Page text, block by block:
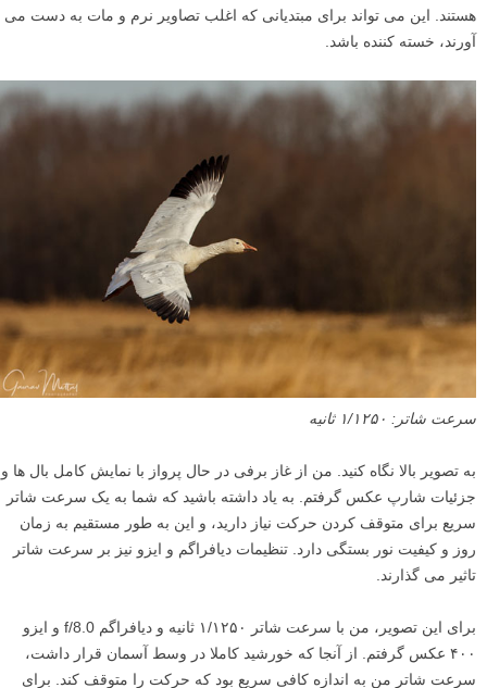
هستند. این می تواند برای مبتدیانی که اغلب تصاویر نرم و مات به دست می
آورند، خسته کننده باشد.
سرعت شاتر: ۱/۱۲۵۰ ثانیه
به تصویر بالا نگاه کنید. من از غاز برفی در حال پرواز با نمایش کامل بال ها و
جزئیات شارپ عکس گرفتم. به یاد داشته باشید که شما به یک سرعت شاتر
سریع برای متوقف کردن حرکت نیاز دارید، و این به طور مستقیم به زمان
روز و کیفیت نور بستگی دارد. تنظیمات دیافراگم و ایزو نیز بر سرعت شاتر
تاثیر می گذارند.
برای این تصویر، من با سرعت شاتر ۱/۱۲۵۰ ثانیه و دیافراگم f/8.0 و ایزو
۴۰۰ عکس گرفتم. از آنجا که خورشید کاملا در وسط آسمان قرار داشت،
سرعت شاتر من به اندازه کافی سریع بود که حرکت را متوقف کند. برای